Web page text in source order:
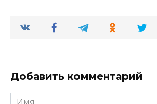
Добавить комментарий
Имя